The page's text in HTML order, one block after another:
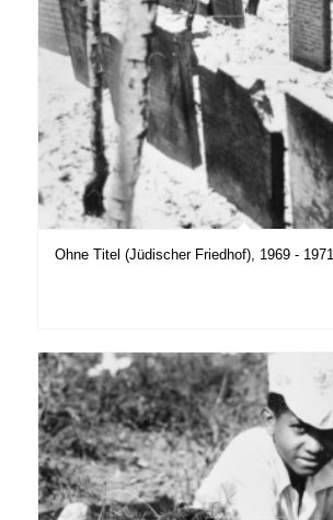
Ohne Titel (Jüdischer Friedhof), 1969 - 1971